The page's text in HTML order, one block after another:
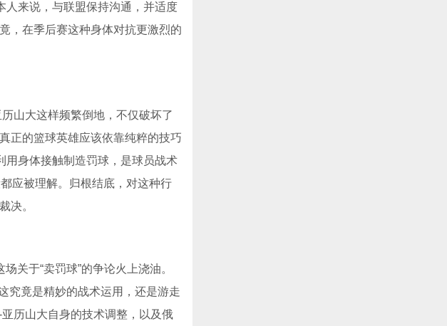
人来说，与联盟保持沟通，并适度
，在季后赛这种身体对抗更激烈的
山大这样频繁倒地，不仅破坏了
正的篮球英雄应该依靠纯粹的技巧
用身体接触制造罚球，是球员战术
应被理解。归根结底，对这种行
决。
关于“卖罚球”的争论火上浇油。
究竟是精妙的战术运用，还是游走
历山大自身的技术调整，以及俄